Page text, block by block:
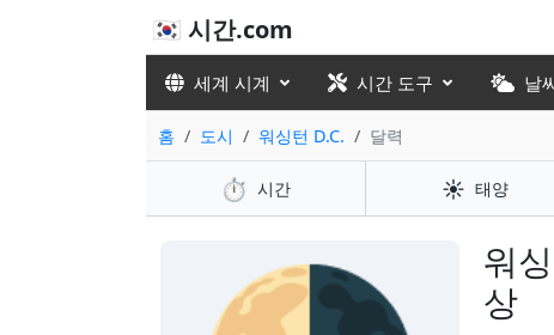
🇰🇷 시간.com
세계 시계 시간 도구 날
홈 도시 워싱턴 D.C. 달력
⏱️ 시간 ☀️ 태양
워
상